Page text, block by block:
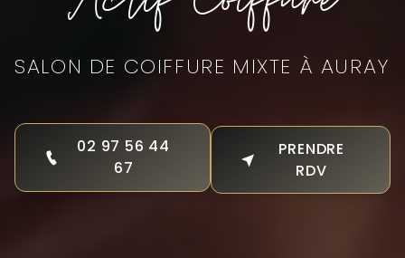
SALON DE COIFFURE MIXTE À AURAY
02 97 56 44
67
PRENDRE
RDV